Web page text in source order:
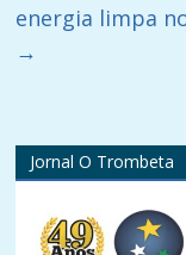
energia limpa
→
Jornal O Trombeta